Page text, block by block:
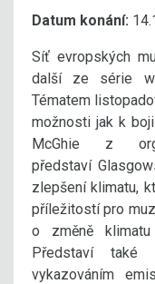
Datum konání:
Síť evropských
další ze série
Tématem
možnosti jak k
McGhie z
představí
zlepšení klimatu,
příležitostí pro
o změně klimatu
Představí také
vykazováním